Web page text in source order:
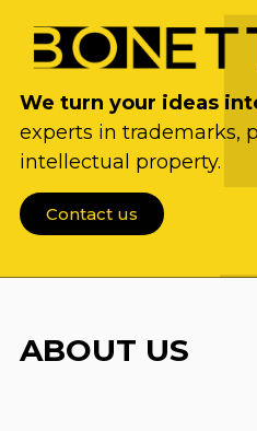
We turn your ideas
experts in trademarks,
intellectual property.
Contact us
ABOUT US